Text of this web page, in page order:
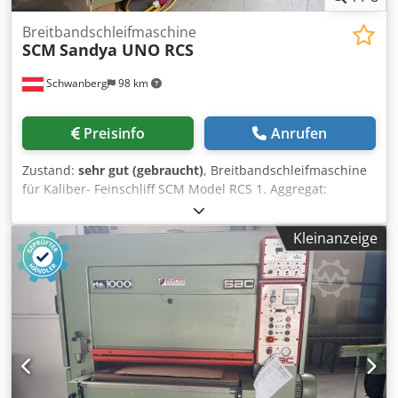
Schwanberg 98 km
Breitbandschleifmaschine
SCM Sandya UNO RCS
Preisinfo Anrufen
Zustand: sehr gut (gebraucht), Breitbandschleifmaschine
für Kaliber- Feinschliff SCM Model RCS 1. Aggregat:
Kalibrierwalze, Stahl 2 Aggregat: Kombiaggregat (Walze 60
Sh, Schleifschuh mit 2 Einsätzen (hart, weich) Arbeitsbreite
920 mm Schleifbandabmessung: 930 x 1.525 mm
Motorleistung 11,0 kW, 400 V, 50 Hz Motorleistung
Vorschub 0,37 kW, 400 V, 50 Hz 2
Vorschuggeschwindigkeiten elektromotorische
Tischhöhenverstellung Hauptschalter absperrbar 2 x
Notstop Tischverlängerung mit 2 Rollen vo + hi
Schleifschuheinsätze mit neuem Graphitleinen belegt
Inklusive neuwertiger Schleifbänder Inkl. aller Unterlagen
Hinweis Gebrauchtmaschinen: • Irrtuemer bei technischen
Kleinanzeige